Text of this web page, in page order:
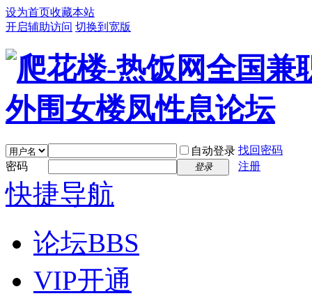
设为首页收藏本站
开启辅助访问 切换到宽版
自动登录 找回密码
密码
登录 注册
快捷导航
论坛BBS
VIP开通